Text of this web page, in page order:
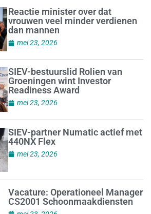
Reactie minister over dat
vrouwen veel minder verdienen
dan mannen
mei 23, 2026
SIEV-bestuurslid Rolien van
Groeningen wint Investor
Readiness Award
mei 23, 2026
SIEV-partner Numatic actief met
440NX Flex
mei 23, 2026
Vacature: Operationeel Manager
CS2001 Schoonmaakdiensten